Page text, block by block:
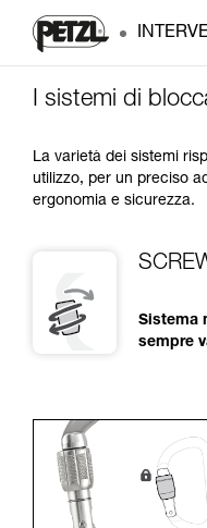
I sistemi di
La varietà dei sistemi
utilizzo, per un preciso
ergonomia e sicurezza.
Sistema
sempre